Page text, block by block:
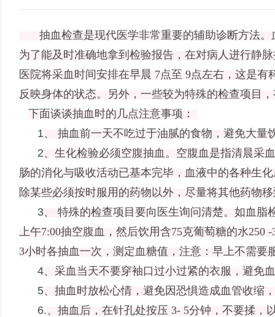
抽血检查是现代医学非常重要的辅助诊断方法。
为了能及时准确地拿到检验报告，在对病人进行静
医院将采血时间安排在早晨 7点至 9点左右，这是有
反映身体的状态。另外，一些较为特殊的检查项目
下面谈谈抽血时的几点注意事项：
1、 抽血前一天不吃过于油腻的食物，避免大量
2、生化检验必须空腹抽血。空腹血是指清晨采
肠的消化与吸收活动已基本完毕，血液中的各种生
除某些必须按时服用的药物以外，尽量将其他药物
3、 特殊的检查项目要向医生询问清楚。如血
上午7:00抽空腹血，然后饮用含75克葡萄糖的水250 -
3小时各抽血一次，测定血糖值，注意：早上不需要
4、采血当天不要穿袖口过小过紧的衣服，避免
5、抽血时放松心情，避免因恐惧造成血管收缩
6.、抽血后，在针孔处按压 3- 5分钟，不要揉，